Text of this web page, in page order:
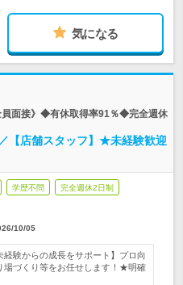
気になる
員面接》◆有休取得率91％◆完全週休
【店舗スタッフ】★未経験歓迎
学歴不問 完全週休2日制
10/05
経験からの成長をサポート】プロ向
場づくり等をお任せします！★明確